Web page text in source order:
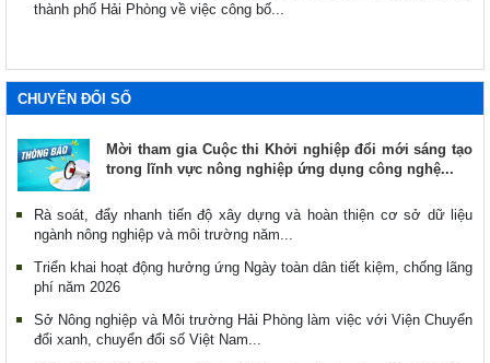
thành phố Hải Phòng về việc công bố...
CHUYỂN ĐỔI SỐ
Mời tham gia Cuộc thi Khởi nghiệp đổi mới sáng tạo
trong lĩnh vực nông nghiệp ứng dụng công nghệ...
Rà soát, đẩy nhanh tiến độ xây dựng và hoàn thiện cơ sở dữ liệu
ngành nông nghiệp và môi trường năm...
Triển khai hoạt động hưởng ứng Ngày toàn dân tiết kiệm, chống lãng
phí năm 2026
Sở Nông nghiệp và Môi trường Hải Phòng làm việc với Viện Chuyển
đổi xanh, chuyển đổi số Việt Nam...